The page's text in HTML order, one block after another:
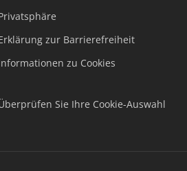
zur Barrierefreiheit
zu Cookies
Sie Ihre Cookie-Auswahl